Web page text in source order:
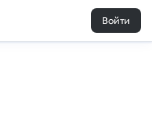
Войти
1 0